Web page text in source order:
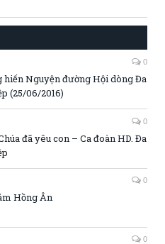
0
hiến Nguyện đường Hội dòng Đa
(25/06/2016)
0
đã yêu con – Ca đoàn HD. Đa
0
Hồng Ân
0